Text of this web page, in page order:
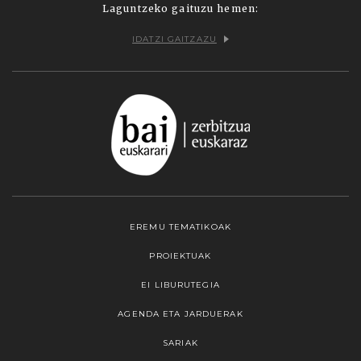
Laguntzeko gaituzu hemen:
IDATZI GAITZAZU
EREMU TEMATIKOAK
PROIEKTUAK
EI LIBURUTEGIA
AGENDA ETA JARDUERAK
SARIAK